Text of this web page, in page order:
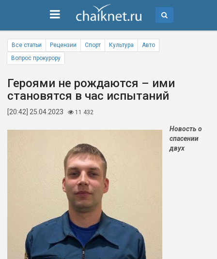
Все статьи Рецензии Спорт Культура
Авто
Вопрос прокурору
Героями не рождаются – ими
становятся в час испытаний
[20:42] 25.04.2023 11 432
Новость о
спасении
двух